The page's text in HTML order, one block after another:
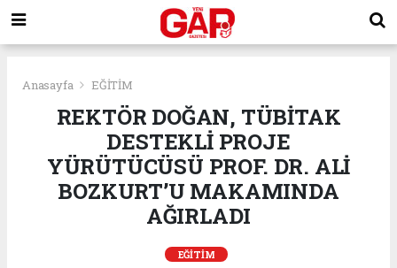
Anasayfa EĞİTİM
REKTÖR DOĞAN, TÜBİTAK
DESTEKLİ PROJE
YÜRÜTÜCÜSÜ PROF. DR. ALİ
BOZKURT’U MAKAMINDA
AĞIRLADI
EĞİTİM